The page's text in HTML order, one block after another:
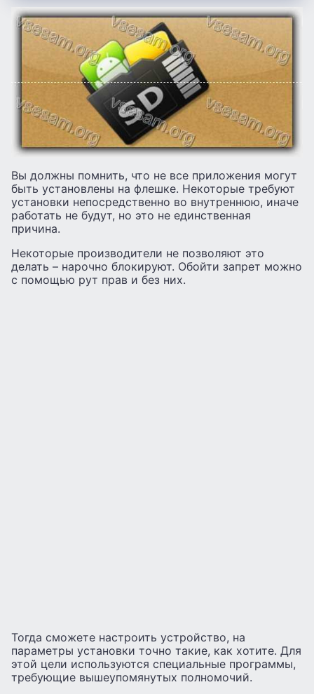
Вы должны помнить, что не все приложения могут
быть установлены на флешке. Некоторые требуют
установки непосредственно во внутреннюю, иначе
работать не будут, но это не единственная
причина.
Некоторые производители не позволяют это
делать – нарочно блокируют. Обойти запрет можно
с помощью рут прав и без них.
Тогда сможете настроить устройство, на
параметры установки точно такие, как хотите. Для
этой цели используются специальные программы,
требующие вышеупомянутых полномочий.